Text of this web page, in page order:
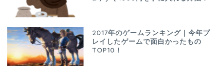
2017年のゲームランキング｜今年プ
レイしたゲームで面白かったもの
TOP10！